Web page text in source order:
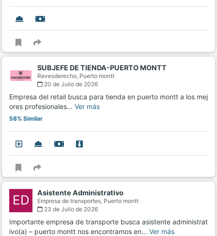
SUBJEFE DE TIENDA-PUERTO MONTT
Revesderecho, Puerto montt
20 de Julio de 2026
Empresa del retail busca para tienda en puerto montt a los mej
ores profesionales… Ver más
58% Similar
ED Asistente Administrativo
Empresa de transportes, Puerto montt
23 de Julio de 2026
Importante empresa de transporte busca asistente administrat
ivo(a) – puerto montt nos encontramos en… Ver más